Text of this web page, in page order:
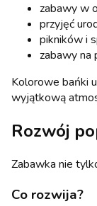
zabawy w
przyjęć
pikników i
zabawy na
Kolorowe bańki
wyjątkową
Rozwój
Zabawka nie
Co rozwija?